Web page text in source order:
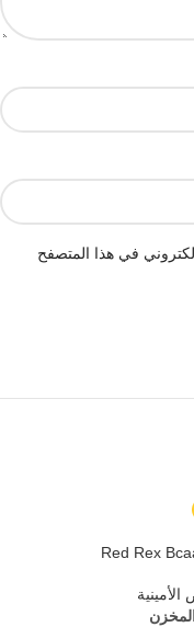
في هذا المتصفح
Red Rex
الأمينية